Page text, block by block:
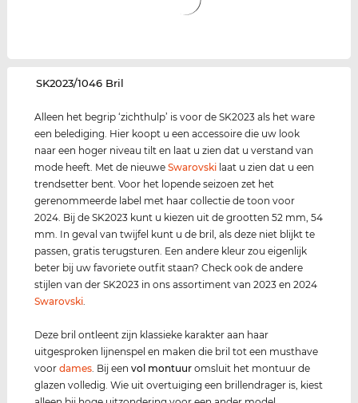
‌SK2023/1046 Bril
Alleen het begrip ‘zichthulp’ is voor de SK2023 als het ware
een belediging. Hier koopt u een accessoire die uw look
naar een hoger niveau tilt en laat u zien dat u verstand van
mode heeft. Met de nieuweSwarovski laat u zien dat u een
trendsetter bent. Voor het lopende seizoen zet het
gerenommeerde label met haar collectie de toon voor
2024. Bij de SK2023 kunt u kiezen uit de grootten 52 mm, 54
mm. In geval van twijfel kunt u de bril, als deze niet blijkt te
passen, gratis terugsturen. Een andere kleur zou eigenlijk
beter bij uw favoriete outfit staan? Check ook de andere
stijlen van der SK2023 in ons assortiment van 2023 en 2024
Swarovski.
Deze bril ontleent zijn klassieke karakter aan haar
uitgesproken lijnenspel en maken die bril tot een musthave
voordames. Bij eenvol montuur omsluit het montuur de
glazen volledig. Wie uit overtuiging een brillendrager is, kiest